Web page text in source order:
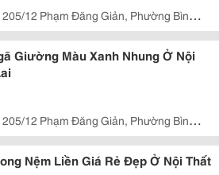
205/12 Phạm Đăng Giản, Phường Bình
Hcm.
Giường Màu Xanh Nhung Ở Nội
205/12 Phạm Đăng Giản, Phường Bình
Hcm.
Nệm Liền Giá Rẻ Đẹp Ở Nội Thất